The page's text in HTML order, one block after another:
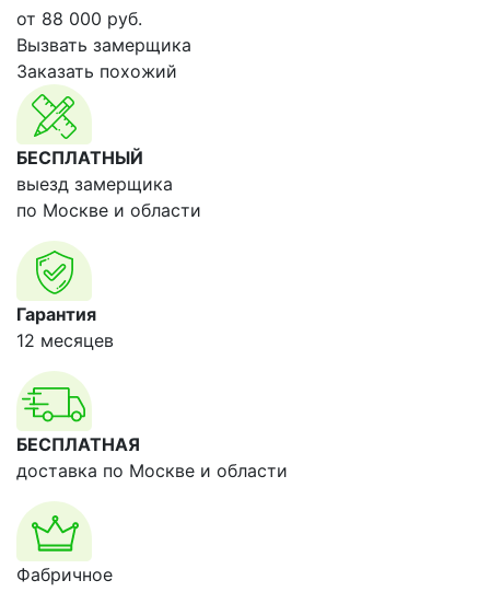
от 88 000 руб.
Вызвать замерщика
Заказать похожий
БЕСПЛАТНЫЙ
выезд замерщика
по Москве и области
Гарантия
12 месяцев
БЕСПЛАТНАЯ
доставка по Москве и области
Фабричное